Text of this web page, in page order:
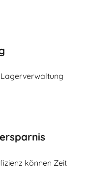
Lagerverwaltung
können Zeit